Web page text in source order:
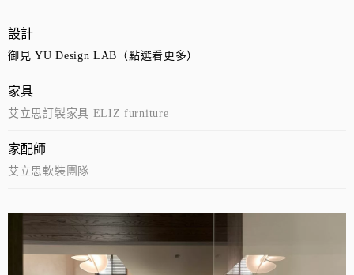
設計
御見 YU Design LAB（點選看更多）
家具
艾立思訂製家具 ELIZ furniture
家配師
艾立思軟裝團隊